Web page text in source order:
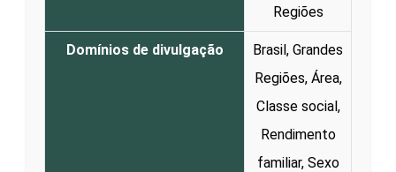
Regiões
Domínios de divulgação
Brasil, Grandes
Regiões, Área,
Classe social,
Rendimento
familiar, Sexo